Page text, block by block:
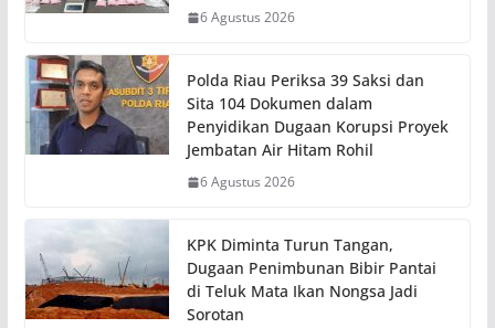
6 Agustus 2026
Polda Riau Periksa 39 Saksi dan
Sita 104 Dokumen dalam
Penyidikan Dugaan Korupsi Proyek
Jembatan Air Hitam Rohil
6 Agustus 2026
KPK Diminta Turun Tangan,
Dugaan Penimbunan Bibir Pantai
di Teluk Mata Ikan Nongsa Jadi
Sorotan